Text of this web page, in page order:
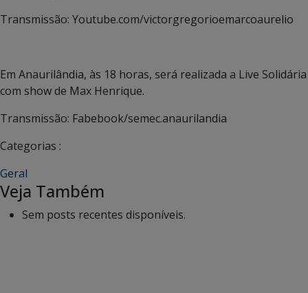
Transmissão: Youtube.com/victorgregorioemarcoaurelio
Em Anaurilândia, às 18 horas, será realizada a Live Solidária
com show de Max Henrique.
Transmissão: Fabebook/semec.anaurilandia
Categorias :
Geral
Veja Também
Sem posts recentes disponíveis.